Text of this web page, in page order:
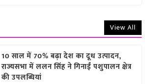
View All
10 साल में 70% बढ़ा देश का दूध उत्पादन,
राज्यसभा में ललन सिंह ने गिनाईं पशुपालन क्षेत्र
की उपलब्धियां